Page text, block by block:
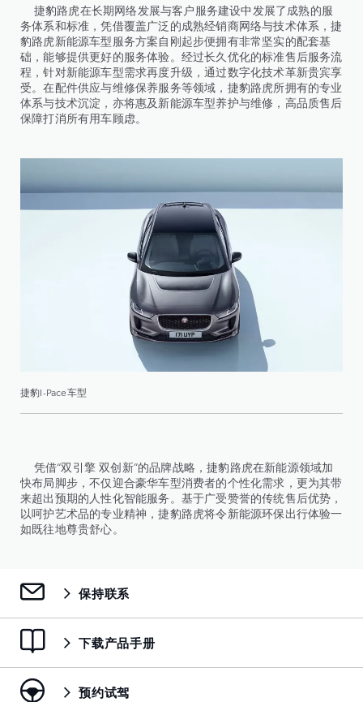
捷豹路虎在长期网络发展与客户服务建设中发展了成熟的服
务体系和标准，凭借覆盖广泛的成熟经销商网络与技术体系，捷
豹路虎新能源车型服务方案自刚起步便拥有非常坚实的配套基
础，能够提供更好的服务体验。经过长久优化的标准售后服务流
程，针对新能源车型需求再度升级，通过数字化技术革新贵宾享
受。在配件供应与维修保养服务等领域，捷豹路虎所拥有的专业
体系与技术沉淀，亦将惠及新能源车型养护与维修，高品质售后
保障打消所有用车顾虑。
捷豹I-Pace车型
凭借“双引擎 双创新”的品牌战略，捷豹路虎在新能源领域加
快布局脚步，不仅迎合豪华车型消费者的个性化需求，更为其带
来超出预期的人性化智能服务。基于广受赞誉的传统售后优势，
以呵护艺术品的专业精神，捷豹路虎将令新能源环保出行体验一
如既往地尊贵舒心。
保持联系
下载产品手册
预约试驾